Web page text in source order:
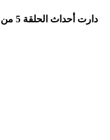
دارت أحداث الحلقة من